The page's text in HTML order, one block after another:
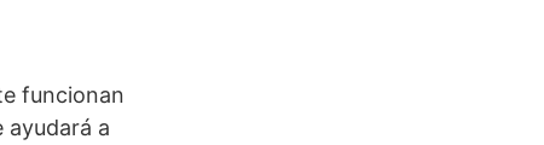
funcionan
a